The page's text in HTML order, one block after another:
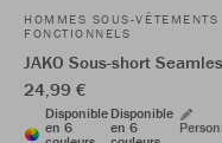
HOMMES SOUS-VÊTEMENTS
FONCTIONNELS
JAKO Sous-short
24,99 €
Disponible
en 6
Disponible
en 6